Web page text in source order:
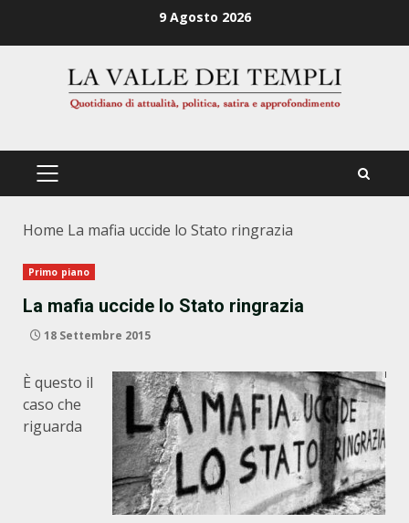
9 Agosto 2026
PRIMÄRES
Home La mafia uccide lo Stato ringrazia
Primo piano
La mafia uccide lo Stato ringrazia
18 Settembre 2015
È questo il
caso che
riguarda